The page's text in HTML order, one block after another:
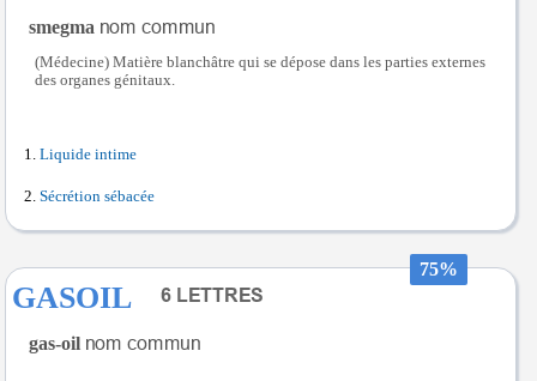
smegma
(Médecine) Matière blanchâtre qui se dépose dans les parties externes
des organes génitaux.
Liquide intime
Sécrétion sébacée
75%
GASOIL
gas-oil